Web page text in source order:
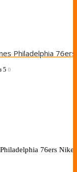
5 0
76ers Nike